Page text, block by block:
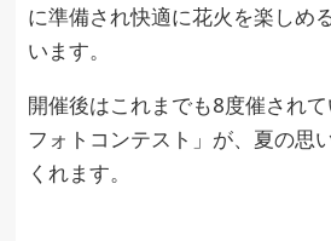
に準備され快適に花火を楽しめ
います。
開催後はこれまでも8度催され
フォトコンテスト」が、夏の思
くれます。